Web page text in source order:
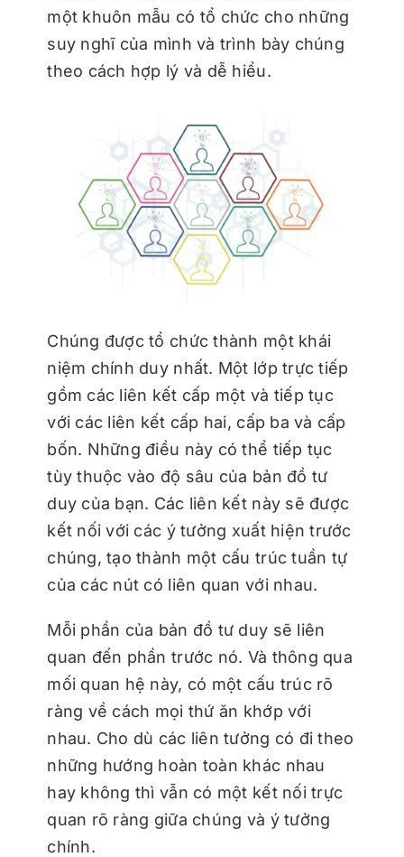
một khuôn mẫu có tổ chức cho những
suy nghĩ của mình và trình bày chúng
theo cách hợp lý và dễ hiểu.
Chúng được tổ chức thành một khái
niệm chính duy nhất. Một lớp trực tiếp
gồm các liên kết cấp một và tiếp tục
với các liên kết cấp hai, cấp ba và cấp
bốn. Những điều này có thể tiếp tục
tùy thuộc vào độ sâu của bản đồ tư
duy của bạn. Các liên kết này sẽ được
kết nối với các ý tưởng xuất hiện trước
chúng, tạo thành một cấu trúc tuần tự
của các nút có liên quan với nhau.
Mỗi phần của bản đồ tư duy sẽ liên
quan đến phần trước nó. Và thông qua
mối quan hệ này, có một cấu trúc rõ
ràng về cách mọi thứ ăn khớp với
nhau. Cho dù các liên tưởng có đi theo
những hướng hoàn toàn khác nhau
hay không thì vẫn có một kết nối trực
quan rõ ràng giữa chúng và ý tưởng
chính.